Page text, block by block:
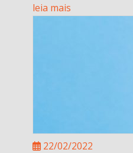
leia mais
22/02/2022